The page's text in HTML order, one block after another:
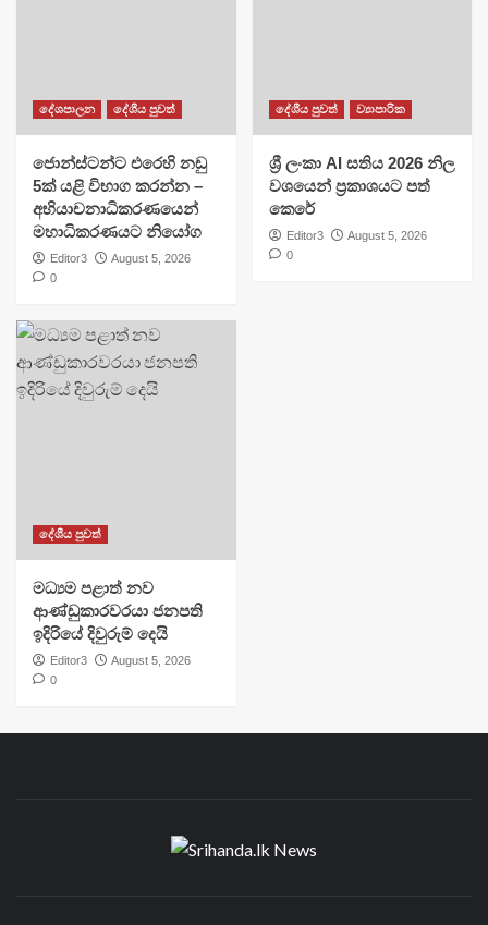
දේශපාලන දේශීය පුවත්
ජොන්ස්ටන්ට එරෙහි නඩු
5ක් යළි විභාග කරන්න –
අභියාචනාධිකරණයෙන්
මහාධිකරණයට නියෝග
Editor3
August 5, 2026
0
දේශීය පුවත් ව්‍යාපාරික
ශ්‍රී ලංකා AI සතිය 2026 නිල
වශයෙන් ප්‍රකාශයට පත්
කෙරේ
Editor3
August 5, 2026
0
දේශීය පුවත්
මධ්‍යම පළාත් නව
ආණ්ඩුකාරවරයා ජනපති
ඉදිරියේ දිවුරුම් දෙයි
Editor3
August 5, 2026
0